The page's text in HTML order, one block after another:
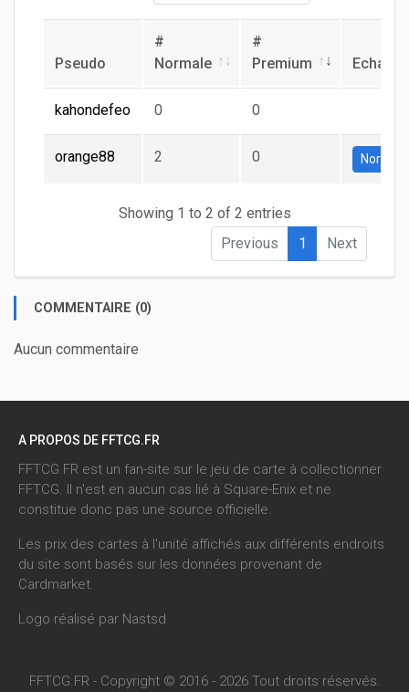
Pseudo
#
Normale
#
Premium
kahondefeo 0 0
orange88 2 0 Normale
Showing 1 to 2 of 2 entries
Previous
1 Next
COMMENTAIRE (0)
Aucun commentaire
A PROPOS DE FFTCG.FR
FFTCG.FR est un fan-site sur le jeu de carte à collectionner
FFTCG. Il n'est en aucun cas lié à Square-Enix et ne
constitue donc pas une source officielle.
Les prix des cartes à l'unité affichés aux différents endroits
du site sont basés sur les données provenant de
Cardmarket.
Logo réalisé par Nastsd
FFTCG.FR - Copyright © 2016 - 2026 Tout droits réservés.